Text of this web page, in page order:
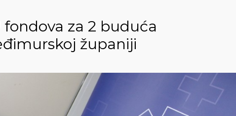
za 2 buduća
županiji